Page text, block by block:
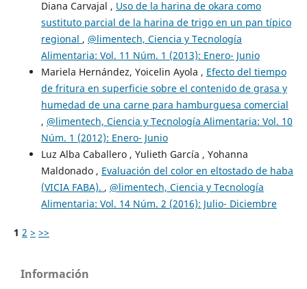
Diana Carvajal , Uso de la harina de okara como
sustituto parcial de la harina de trigo en un pan típico
regional , @limentech, Ciencia y Tecnología
Alimentaria: Vol. 11 Núm. 1 (2013): Enero- Junio
Mariela Hernández, Yoicelin Ayola , Efecto del tiempo
de fritura en superficie sobre el contenido de grasa y
humedad de una carne para hamburguesa comercial
, @limentech, Ciencia y Tecnología Alimentaria: Vol. 10
Núm. 1 (2012): Enero- Junio
Luz Alba Caballero , Yulieth García , Yohanna
Maldonado , Evaluación del color en eltostado de haba
(VICIA FABA). , @limentech, Ciencia y Tecnología
Alimentaria: Vol. 14 Núm. 2 (2016): Julio- Diciembre
1 2 > >>
Información